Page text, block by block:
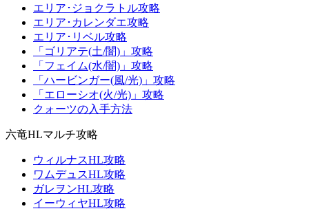
エリア･ジョクラトル攻略
エリア･カレンダエ攻略
エリア･リベル攻略
「ゴリアテ(土/闇)」攻略
「フェイム(水/闇)」攻略
「ハービンガー(風/光)」攻略
「エローシオ(火/光)」攻略
クォーツの入手方法
六竜HLマルチ攻略
ウィルナスHL攻略
ワムデュスHL攻略
ガレヲンHL攻略
イーウィヤHL攻略